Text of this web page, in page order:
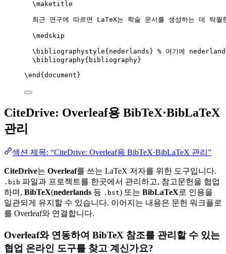
\maketitle
최근 연구에 따르면 LaTeX는 학술 문서를 생성하는 데 탁
\medskip
\bibliographystyle{nederlands} % 여기에
\bibliography{bibliography}
\end { document }
CiteDrive: Overleaf용 BibTeX·BibLaTeX
관리
섹션 제목: “CiteDrive: Overleaf용 BibTeX·BibLaTeX 관리”
CiteDrive는 Overleaf를 쓰는 LaTeX 저자를 위한 도구입니다.
.bib 파일과 프로젝트를 한곳에서 관리하고, 참고문헌을 협업
하며, BibTeX(nederlands 등 .bst) 또는 BibLaTeX로 인용을
일관되게 유지할 수 있습니다. 이어지는 내용은 문헌 워크플로
를 Overleaf와 연결합니다.
Overleaf와 연동하여 BibTeX 참조를 관리할 수 있는
협업 온라인 도구를 찾고 계신가요?